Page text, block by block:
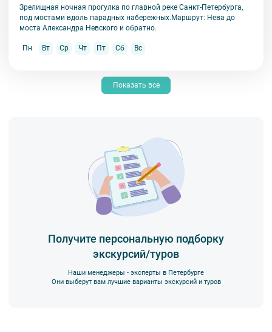
Зрелищная ночная прогулка по главной реке Санкт-Петербурга,
под мостами вдоль парадных набережных.Маршрут: Нева до
моста Александра Невского и обратно.
Пн Вт Ср Чт Пт Сб Вс
Показать все
Получите персональную подборку
экскурсий/туров
Наши менеджеры - эксперты в Петербурге
Они выберут вам лучшие варианты экскурсий и туров